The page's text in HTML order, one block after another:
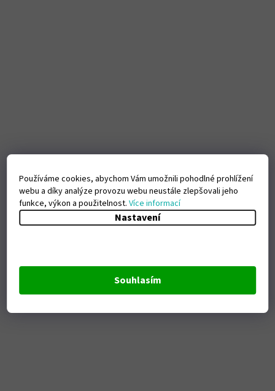
Používáme cookies, abychom Vám umožnili pohodlné prohlížení
webu a díky analýze provozu webu neustále zlepšovali jeho
funkce, výkon a použitelnost.Více informací
Nastavení
Souhlasím